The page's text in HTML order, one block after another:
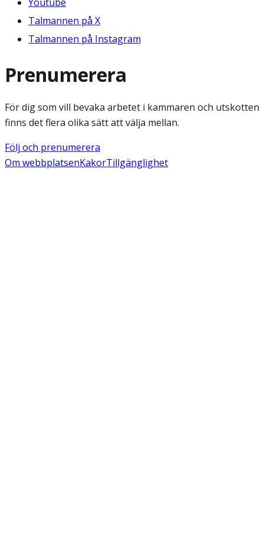
Youtube
Talmannen på X
Talmannen på Instagram
Prenumerera
För dig som vill bevaka arbetet i kammaren och utskotten
finns det flera olika sätt att välja mellan.
Följ och prenumerera
Om webbplatsenKakorTillgänglighet